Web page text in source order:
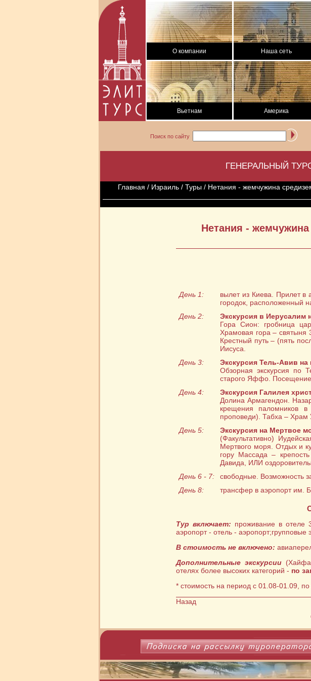
О компании Наша сеть
Вьетнам Америка
Поиск по сайту
ГЕНЕРАЛЬНЫЙ
Главная / Израиль / Туры / Нетания - жемчужина
Нетания -
День 1:
вылет из Киева. Прилет в
городок, расположенный
День 2:
Экскурсия в Иерусалим
Гора Сион: гробница
Храмовая гора – святыня
Крестный путь – (пять
Иисуса.
День 3:
Экскурсия Тель-Авив на
Обзорная экскурсия по
старого Яффо.
День 4:
Экскурсия Галилея
Долина Армагендон.
крещения паломников
проповеди). Табха –
День 5:
Экскурсия на Мертвое
(Факультативно)
Мертвого моря. Отдых и
гору Массада –
Давида, ИЛИ
День 6 - 7:
свободные. Возможность
День 8:
трансфер в аэропорт им.
Тур включает: проживание в отеле
аэропорт - отель -
В стоимость не включено:
Дополнительные экскурсии(Хайфа-
отелях более высоких категорий - по
* стоимость на период с 01.08-01.09, по
Назад